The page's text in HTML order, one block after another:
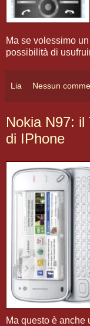
Ma se volessimo
possibilità di
Lia Nessun
Nokia N97: il
di IPhone
Ma questo è anche